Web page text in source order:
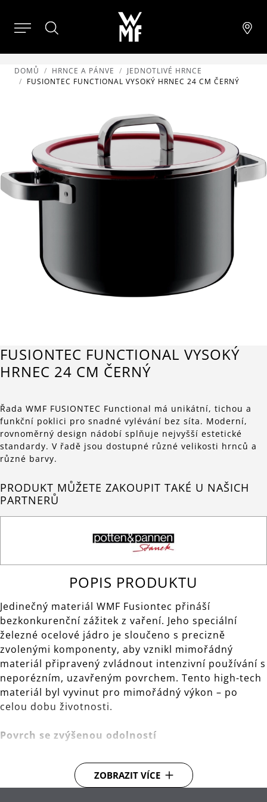
DOMŮ HRNCE A PÁNVE
JEDNOTLIVÉ HRNCE
FUSIONTEC FUNCTIONAL VYSOKÝ HRNEC 24 CM ČERNÝ
FUSIONTEC FUNCTIONAL VYSOKÝ
HRNEC 24 CM ČERNÝ
Řada WMF FUSIONTEC Functional má unikátní, tichou a
funkční poklici pro snadné vylévání bez síta. Moderní,
rovnoměrný design nádobí splňuje nejvyšší estetické
standardy. V řadě jsou dostupné různé velikosti hrnců a
různé barvy.
PRODUKT MŮŽETE ZAKOUPIT TAKÉ U NAŠICH
PARTNERŮ
POPIS PRODUKTU
Jedinečný materiál WMF Fusiontec přináší
bezkonkurenční zážitek z vaření. Jeho speciální
železné ocelové jádro je sloučeno s precizně
zvolenými komponenty, aby vznikl mimořádný
materiál připravený zvládnout intenzivní používání s
neporézním, uzavřeným povrchem. Tento high-tech
materiál byl vyvinut pro mimořádný výkon – po
celou dobu životnosti.
Povrch se zvýšenou odolností
Nádobí WMF Fusiontec vypadá dlouho jako nové.
Super hladký povrch je obzvláště tvrdý se zvýšenou
ZOBRAZIT VÍCE